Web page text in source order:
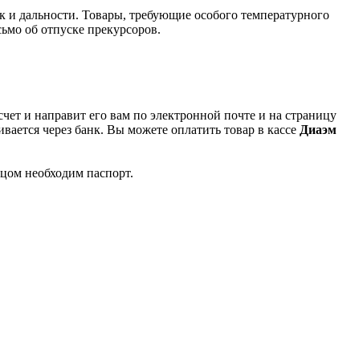
и дальности. Товары, требующие особого температурного
об отпуске прекурсоров.
и направит его вам по электронной почте и на страницу
через банк. Вы можете оплатить товар в кассе Диаэм
необходим паспорт.